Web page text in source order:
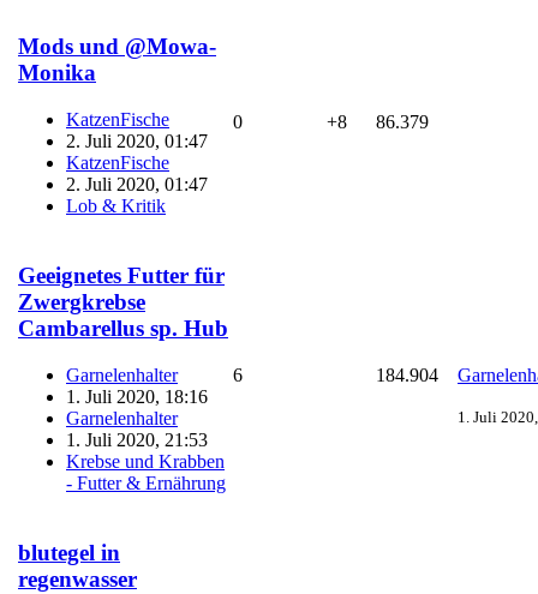
Mods und @Mowa-
Monika
KatzenFische
2. Juli 2020, 01:47
KatzenFische
2. Juli 2020, 01:47
Lob & Kritik
0 +8 86.379
Geeignetes Futter für
Zwergkrebse
Cambarellus sp. Hub
Garnelenhalter
1. Juli 2020, 18:16
Garnelenhalter
1. Juli 2020, 21:53
Krebse und Krabben
- Futter & Ernährung
6 184.904
1. Juli
blutegel in
regenwasser